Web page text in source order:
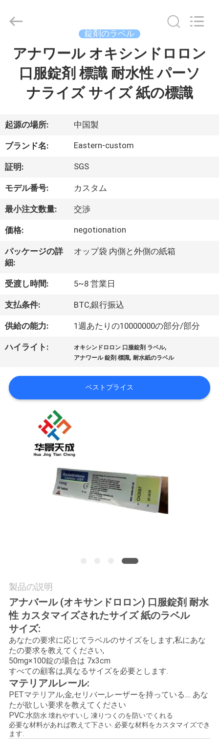
ダ
ク
ト
私
に
つ
い
て
工
場
行
連
絡
し
な
さ
い
ニ
ュ
2017
(Xiamen)
Industry
錠剤のラベル
アナワール オキシンドロロン
口服錠剤 標識 耐水性 パーソ
ナライズ サイズ 紙の標識
起源の場所: 中国製
ブランド名: Eastern-custom
証明: SGS
モデル番号: カスタム
最小注文数量: 交渉
価格: negotionation
パッケージの詳
細:
オップ袋 内側と外側の紙箱
受渡し時間: 5~8 営業日
支払条件: BTC,銀行振込
供給の能力: 1週あたりの10000000の部分/部分
ハイライト: オキシンドロロン 口服錠剤 ラベル,
アナワール 錠剤 標識,耐水紙のラベル
ベストプライス
製品の説明
アナバール (オキサンドロロン) 口服錠剤 耐水
性 カスタマイズされたサイズ 紙のラベル
サイズ:
あなたの要求に応じてラベルのサイズをします,私にあな
たの要求を教えてください,
50mg×100錠の場合は 7x3cm
すべての顧客は,異なるサイズを必要とします.
マテリアルレール:
PETマテリアル,金,セリバー,レーザーを持っている.... あな
たが欲しい要求を教えてください
PVC:水防水 壊れやすいし 凍りつくのを防いでくれる
必要な材料があれば教えて下さい. 必要な材料をカスタマイズでき
ます.